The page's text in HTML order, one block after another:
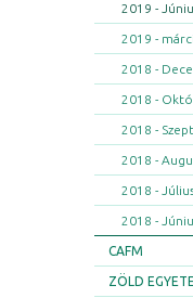
2019 -
2019 -
2018 -
2018 -
2018 -
2018 -
2018 -
2018 -
CAFM
ZÖLD